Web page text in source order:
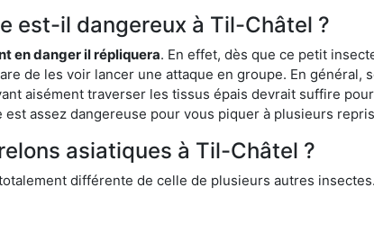
est-il dangereux à Til-Châtel ?
en danger il répliquera. En effet, dès que ce petit
de les voir lancer une attaque en groupe. En général,
aisément traverser les tissus épais devrait suffire
assez dangereuse pour vous piquer à plusieurs
asiatiques à Til-Châtel ?
différente de celle de plusieurs autres